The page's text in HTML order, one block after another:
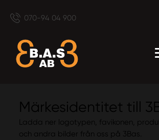
070-94 04 900
Märkesidentitet till
Ladda ner logotypen, favikonen,
och andra bilder från oss på 3Bas.